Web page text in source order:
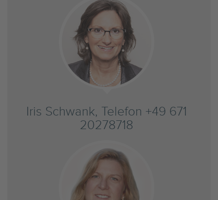
Iris Schwank, Telefon +49 671
20278718